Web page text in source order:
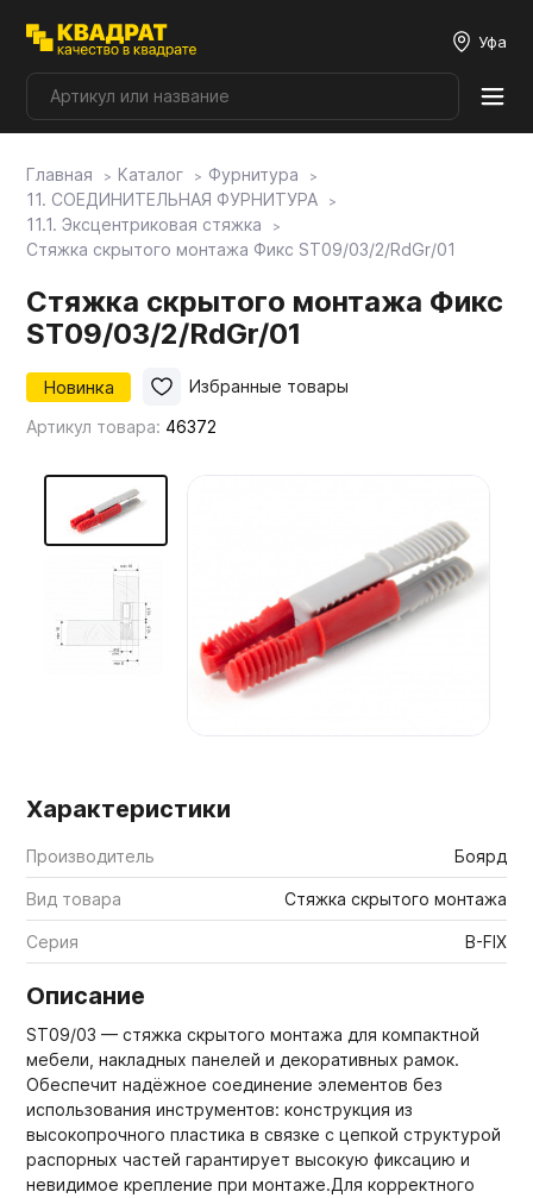
Уфа
Плитные материалы
Фурнитура
Столешницы
Мебельные образцы, каталоги
Главная Каталог
Фурнитура
11. СОЕДИНИТЕЛЬНАЯ ФУРНИТУРА
11.1. Эксцентриковая стяжка
Стяжка скрытого монтажа Фикс ST09/03/2/RdGr/01
Стяжка скрытого монтажа Фикс
ST09/03/2/RdGr/01
Новинка
Артикул товара: 46372
Избранные товары
Характеристики
Производитель Боярд
Вид товара Стяжка скрытого монтажа
Серия B-FIX
Описание
ST09/03 — стяжка скрытого монтажа для компактной
мебели, накладных панелей и декоративных рамок.
Обеспечит надёжное соединение элементов без
использования инструментов: конструкция из
высокопрочного пластика в связке с цепкой структурой
распорных частей гарантирует высокую фиксацию и
невидимое крепление при монтаже.Для корректного